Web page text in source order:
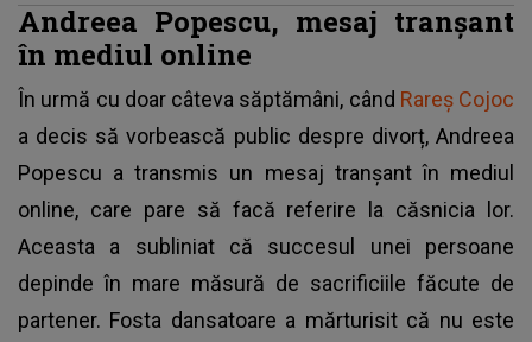
Andreea Popescu, mesaj tranșant
în mediul online
În urmă cu doar câteva săptămâni, când Rareș Cojoc
a decis să vorbească public despre divorț, Andreea
Popescu a transmis un mesaj tranșant în mediul
online, care pare să facă referire la căsnicia lor.
Aceasta a subliniat că succesul unei persoane
depinde în mare măsură de sacrificiile făcute de
partener. Fosta dansatoare a mărturisit că nu este